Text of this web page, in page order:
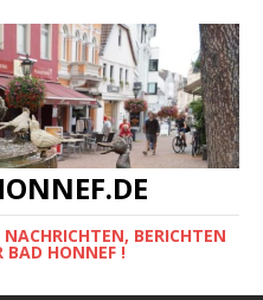
BERICHTEN
BAD HONNEF !